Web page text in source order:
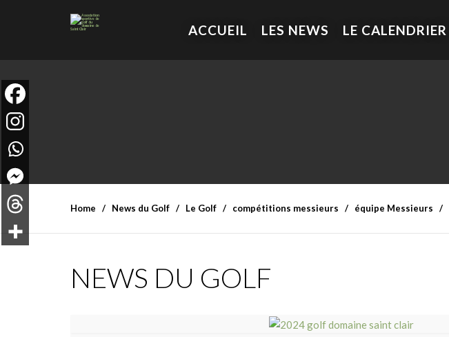
ACCUEIL LES NEWS LE CALENDRIER
Home News du Golf Le Golf compétitions messieurs équipe Messieurs
NEWS DU GOLF